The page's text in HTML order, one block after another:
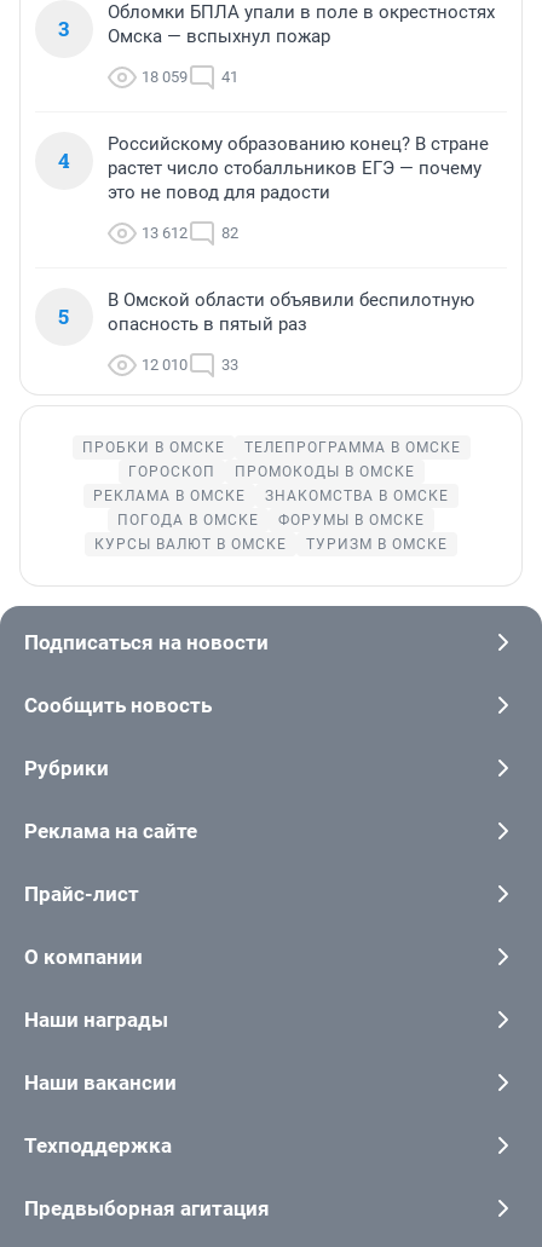
3
Обломки БПЛА упали в поле в окрестностях
Омска — вспыхнул пожар
18 059 41
4
Российскому образованию конец? В стране
растет число стобалльников ЕГЭ — почему
это не повод для радости
13 612 82
5
В Омской области объявили беспилотную
опасность в пятый раз
12 010 33
ПРОБКИ В ОМСКЕ
ТЕЛЕПРОГРАММА В ОМСКЕ
ГОРОСКОП
ПРОМОКОДЫ В ОМСКЕ
РЕКЛАМА В ОМСКЕ
ЗНАКОМСТВА В ОМСКЕ
ПОГОДА В ОМСКЕ
ФОРУМЫ В ОМСКЕ
КУРСЫ ВАЛЮТ В ОМСКЕ
ТУРИЗМ В ОМСКЕ
Подписаться на новости
Сообщить новость
Рубрики
Реклама на сайте
Прайс-лист
О компании
Наши награды
Наши вакансии
Техподдержка
Предвыборная агитация